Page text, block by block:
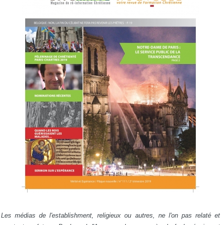
Les médias de l'establishment, religieux ou autres, ne l'on pas relaté et